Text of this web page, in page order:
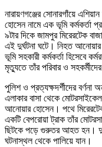
নারায়ণগঞ্জের সোনারগাঁয়ে
হোসেন নামে এক ভূমি কর্মকর্তা
৯টার দিকে জামপুর মিরেরটেক
এই দুর্ঘটনা ঘটে। নিহত
ভূমি সহকারী কর্মকর্তা হিসেবে
মৃত্যুতে তাঁর পরিবার ও
পুলিশ ও প্রত্যক্ষদর্শীদের বর্ণনা
এলাকার বাসা থেকে
আনোয়ার হোসেন। পথে
একটি বেপরোয়া ট্রাক তাঁর
ছিটকে পড়ে গুরুতর আহত হন।
ঘটনাস্থল থেকে পালিয়ে যান।